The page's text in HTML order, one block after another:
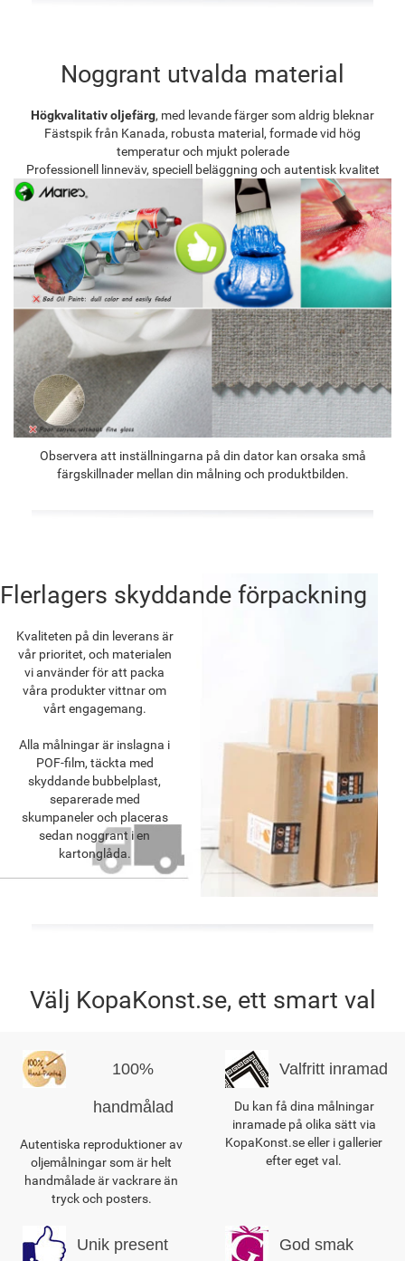
Noggrant utvalda material
Högkvalitativ oljefärg, med levande färger som aldrig bleknar
Fästspik från Kanada, robusta material, formade vid hög
temperatur och mjukt polerade
Professionell linneväv, speciell beläggning och autentisk kvalitet
Observera att inställningarna på din dator kan orsaka små
färgskillnader mellan din målning och produktbilden.
Flerlagers skyddande förpackning
Kvaliteten på din leverans är
vår prioritet, och materialen
vi använder för att packa
våra produkter vittnar om
vårt engagemang.
Alla målningar är inslagna i
POF-film, täckta med
skyddande bubbelplast,
separerade med
skumpaneler och placeras
sedan noggrant i en
kartonglåda.
Välj KopaKonst.se, ett smart val
100%
handmålad
Autentiska reproduktioner av
oljemålningar som är helt
handmålade är vackrare än
tryck och posters.
Valfritt inramad
Du kan få dina målningar
inramade på olika sätt via
KopaKonst.se eller i gallerier
efter eget val.
Unik present God smak